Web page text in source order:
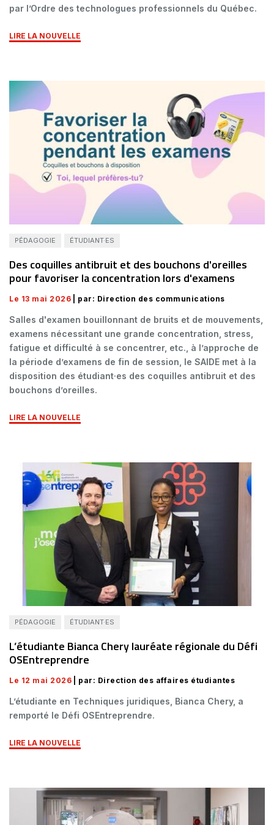
par l’Ordre des technologues professionnels du Québec.
LIRE LA NOUVELLE
PÉDAGOGIE ÉTUDIANT·ES
Des coquilles antibruit et des bouchons d'oreilles
pour favoriser la concentration lors d'examens
Le 13 mai 2026 | par: Direction des communications
Salles d'examen bouillonnant de bruits et de mouvements,
examens nécessitant une grande concentration, stress,
fatigue et difficulté à se concentrer, etc., à l’approche de
la période d’examens de fin de session, le SAIDE met à la
disposition des étudiant·es des coquilles antibruit et des
bouchons d’oreilles.
LIRE LA NOUVELLE
PÉDAGOGIE ÉTUDIANT·ES
L’étudiante Bianca Chery lauréate régionale du Défi
OSEntreprendre
Le 12 mai 2026 | par: Direction des affaires étudiantes
L’étudiante en Techniques juridiques, Bianca Chery, a
remporté le Défi OSEntreprendre.
LIRE LA NOUVELLE